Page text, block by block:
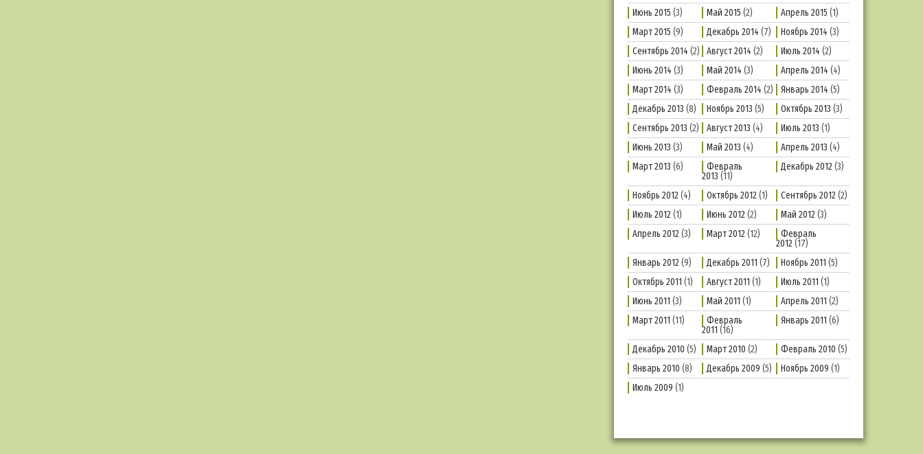
Июнь 2015 (3) Май 2015 (2) Апрель 2015 (1)
Март 2015 (9) Декабрь 2014 (7) Ноябрь 2014 (3)
Сентябрь 2014 (2) Август 2014 (2) Июль 2014 (2)
Июнь 2014 (3) Май 2014 (3) Апрель 2014 (4)
Март 2014 (3) Февраль 2014 (2) Январь 2014 (5)
Декабрь 2013 (8) Ноябрь 2013 (5) Октябрь 2013 (3)
Сентябрь 2013 (2) Август 2013 (4) Июль 2013 (1)
Июнь 2013 (3) Май 2013 (4) Апрель 2013 (4)
Март 2013 (6)
Февраль
2013 (11)
Декабрь 2012(3)
Ноябрь 2012(4) Октябрь 2012(1) Сентябрь 2012(2)
Июль 2012(1) Июнь 2012(2) Май 2012(3)
Апрель 2012(3) Март 2012(12)
Февраль
2012(17)
Январь 2012(9) Декабрь 2011 (7) Ноябрь 2011 (5)
Октябрь 2011 (1) Август 2011 (1) Июль 2011 (1)
Июнь 2011 (3) Май 2011 (1) Апрель 2011 (2)
Март 2011 (11)
Февраль
2011 (16)
Январь 2011 (6)
Декабрь 2010 (5) Март 2010 (2) Февраль 2010 (5)
Январь 2010 (8) Декабрь 2009 (5) Ноябрь 2009 (1)
Июль 2009 (1)